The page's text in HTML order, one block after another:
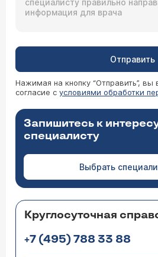
Отправить
Нажимая на кнопку “Отправить”,
согласие с условиями обработки
Запишитесь к
специалисту
Выбрать
Круглосуточная
+7 (495) 788 33 88